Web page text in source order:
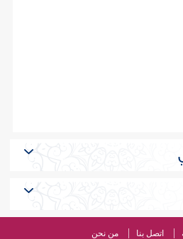
اتصل بنا من نحن